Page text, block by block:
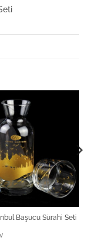
Başucu Sürahi Seti